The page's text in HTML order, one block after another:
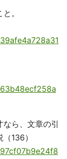
。
ら、文章の引
136）